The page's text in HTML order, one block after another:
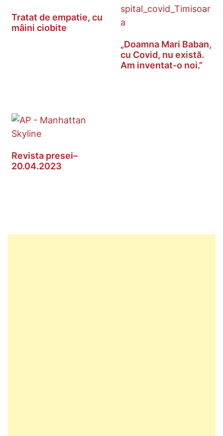
Tratat de empatie, cu
mâini ciobite
„Doamna Mari Baban,
cu Covid, nu există.
Am inventat-o noi.”
Revista presei–
20.04.2023